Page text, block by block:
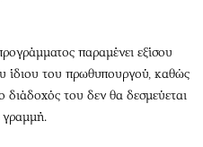
παραμένει εξίσου
ίδιου του πρωθυπουργού, καθώς
του δεν θα δεσμεύεται
γραμμή.